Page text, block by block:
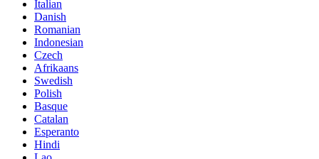
Italian
Danish
Romanian
Indonesian
Czech
Afrikaans
Swedish
Polish
Basque
Catalan
Esperanto
Hindi